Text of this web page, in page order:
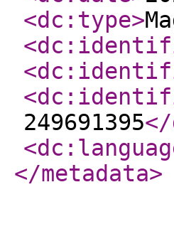
<dc:type>
249691395
</metadata>